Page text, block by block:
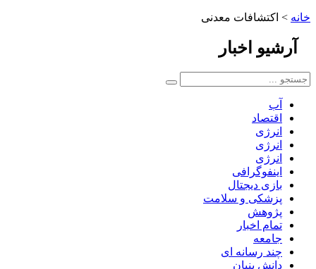
خانه > اکتشافات معدنی
آرشیو اخبار
آب
اقتصاد
انرژی
انرژی
انرژی
اینفوگرافی
بازی دیجتال
پزشکی و سلامت
پژوهش
تمام اخبار
جامعه
چند رسانه ای
دانش بنیان